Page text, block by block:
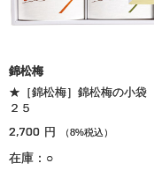
錦松梅
★［錦松梅］錦松梅の小袋
２５
2,700 円 （8%税込）
在庫：○